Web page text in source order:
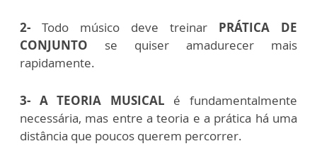
2- Todo músico deve treinar PRÁTICA DE
CONJUNTO se quiser amadurecer mais
rapidamente.
3- A TEORIA MUSICAL é fundamentalmente
necessária, mas entre a teoria e a prática há uma
distância que poucos querem percorrer.